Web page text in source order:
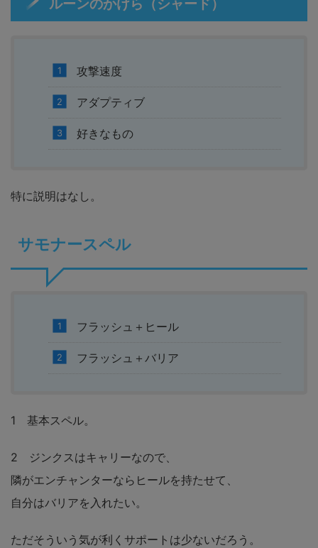
ルーンのかけら（シャード）
攻撃速度
アダプティブ
好きなもの
特に説明はなし。
サモナースペル
フラッシュ＋ヒール
フラッシュ＋バリア
1 基本スペル。
2 ジンクスはキャリーなので、
隣がエンチャンターならヒールを持たせて、
自分はバリアを入れたい。
ただそういう気が利くサポートは少ないだろう。